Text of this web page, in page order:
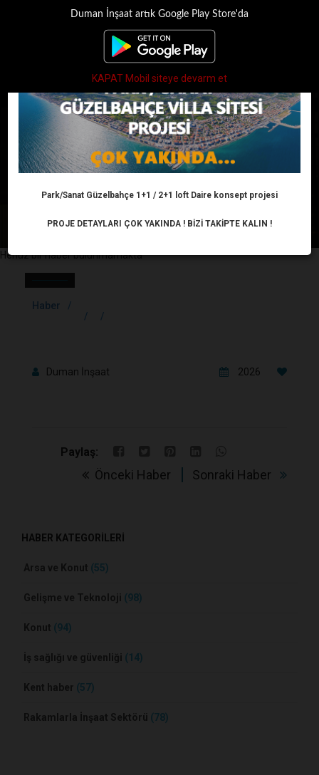
Duman İnşaat artık Google Play Store'da
KAPAT Mobil siteye devarm et
İNŞAAT HABERLERI
Anasayfa Haber
Henüz bir haber bulunmamakta
Haber
Duman İnşaat 2026
Paylaş:
Önceki Haber Sonraki Haber
HABER KATEGORİLERİ
Arsa ve Konut (55)
Gelişme ve Teknoloji (98)
Konut (94)
İş sağlığı ve güvenliği (14)
Kent haber (57)
Rakamlarla İnşaat Sektörü (78)
Park/Sanat Güzelbahçe 1+1 / 2+1 loft Daire konsept projesi
PROJE DETAYLARI ÇOK YAKINDA ! BİZİ TAKİPTE KALIN !